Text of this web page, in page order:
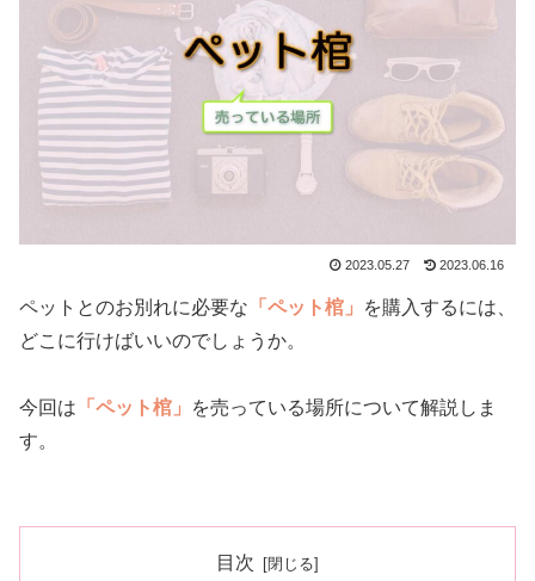
2023.05.27 2023.06.16
ペットとのお別れに必要な 「ペット棺」
を購入するには、
どこに行けばいいのでしょうか。
今回は 「ペット棺」
を売っている場所について解説しま
す。
目次